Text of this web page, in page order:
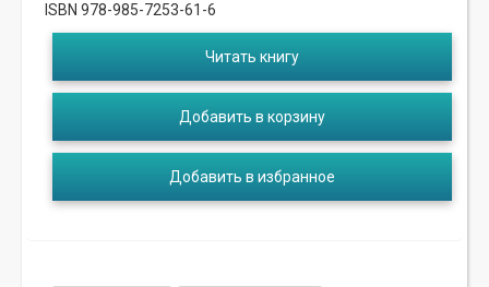
ISBN 978-985-7253-61-6
Читать книгу
Добавить в корзину
Добавить в избранное